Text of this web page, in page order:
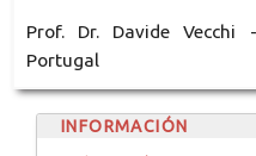
Prof. Dr. Davide Vecchi
Portugal
INFORMACIÓN